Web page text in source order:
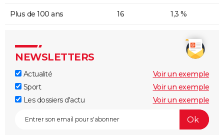
Plus de 100 ans 16 1,3 %
NEWSLETTERS
Actualité
Voir un exemple
Sport
Voir un exemple
Les dossiers d'actu
Voir un exemple